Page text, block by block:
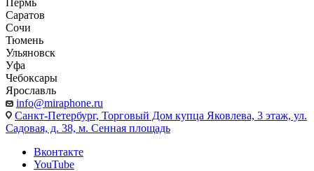
Пермь
Саратов
Сочи
Тюмень
Ульяновск
Уфа
Чебоксары
Ярославль
info@miraphone.ru
Санкт-Петербург, Торговый Дом купца Яковлева, 3 этаж, ул.
Садовая, д. 38, м. Сенная площадь
Вконтакте
YouTube